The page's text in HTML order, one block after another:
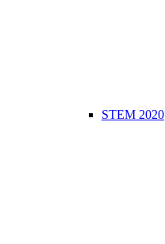
STEM 2020